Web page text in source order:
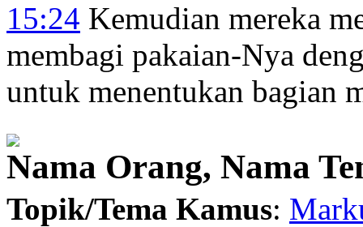
15:24 Kemudian mereka
membagi pakaian-Nya
untuk menentukan bagian
Nama Orang, Nama
Topik/Tema Kamus: